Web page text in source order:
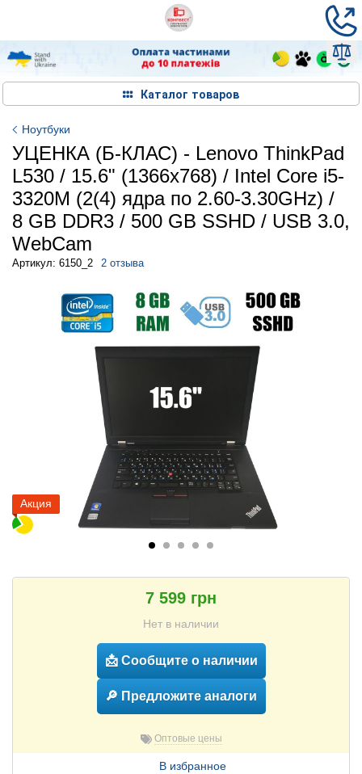
Каталог товаров
Ноутбуки
УЦЕНКА (Б-КЛАС) - Lenovo ThinkPad
L530 / 15.6" (1366х768) / Intel Core i5-
3320M (2(4) ядра по 2.60-3.30GHz) /
8 GB DDR3 / 500 GB SSHD / USB 3.0,
WebCam
Артикул: 6150_2 2 отзыва
Акция
7 599 грн
Нет в наличии
📩 Сообщите о наличии
🔎 Предложите аналоги
Оптовые цены
В избранное